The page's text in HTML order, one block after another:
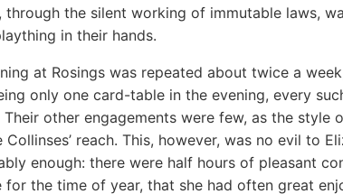
through the silent working of immutable laws,
in their hands.
at Rosings was repeated about twice a
only one card-table in the evening, every
other engagements were few, as the style
reach. This, however, was no evil to
enough: there were half hours of pleasant
for the time of year, that she had often great